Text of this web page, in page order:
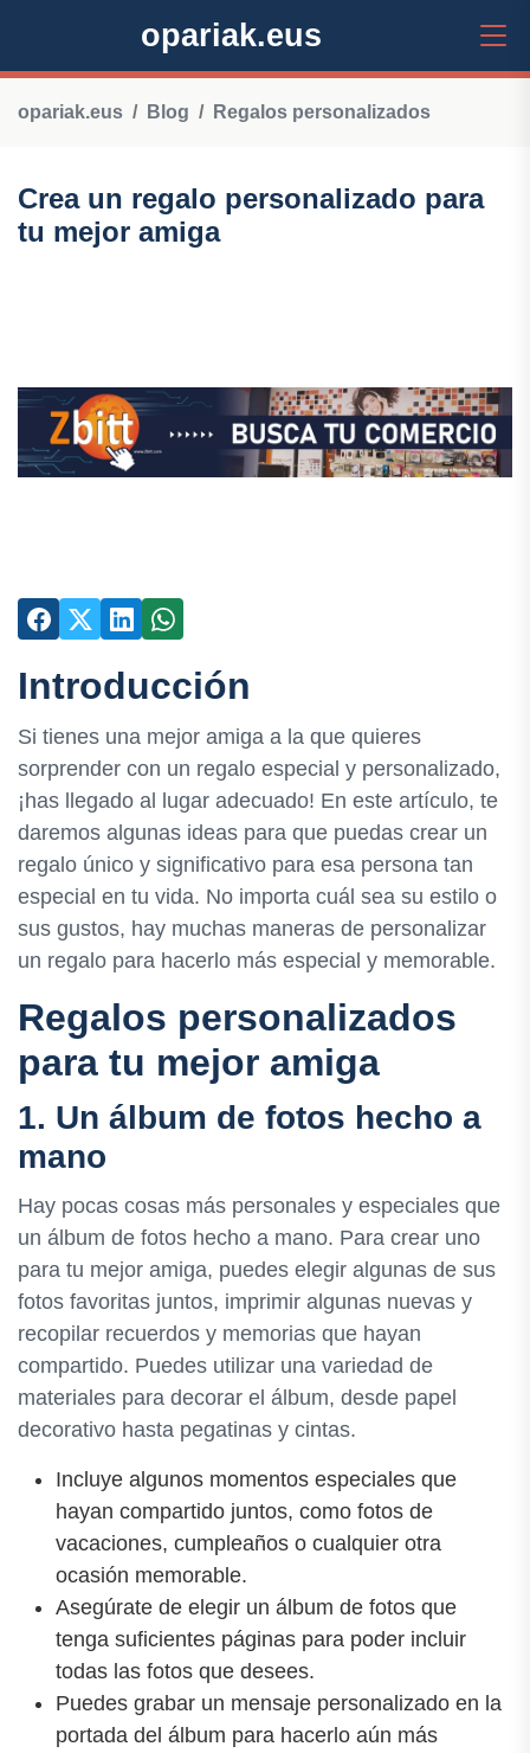
opariak.eus
opariak.eus Blog Regalos personalizados
Crea un regalo personalizado para
tu mejor amiga
Introducción
Si tienes una mejor amiga a la que quieres
sorprender con un regalo especial y personalizado,
¡has llegado al lugar adecuado! En este artículo, te
daremos algunas ideas para que puedas crear un
regalo único y significativo para esa persona tan
especial en tu vida. No importa cuál sea su estilo o
sus gustos, hay muchas maneras de personalizar
un regalo para hacerlo más especial y memorable.
Regalos personalizados
para tu mejor amiga
1. Un álbum de fotos hecho a
mano
Hay pocas cosas más personales y especiales que
un álbum de fotos hecho a mano. Para crear uno
para tu mejor amiga, puedes elegir algunas de sus
fotos favoritas juntos, imprimir algunas nuevas y
recopilar recuerdos y memorias que hayan
compartido. Puedes utilizar una variedad de
materiales para decorar el álbum, desde papel
decorativo hasta pegatinas y cintas.
Incluye algunos momentos especiales que
hayan compartido juntos, como fotos de
vacaciones, cumpleaños o cualquier otra
ocasión memorable.
Asegúrate de elegir un álbum de fotos que
tenga suficientes páginas para poder incluir
todas las fotos que desees.
Puedes grabar un mensaje personalizado en la
portada del álbum para hacerlo aún más